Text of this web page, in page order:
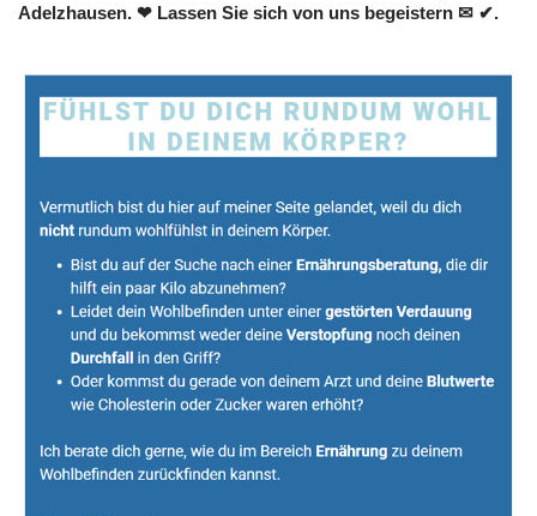
Adelzhausen. ❤ Lassen Sie sich von uns begeistern ✉ ✔.